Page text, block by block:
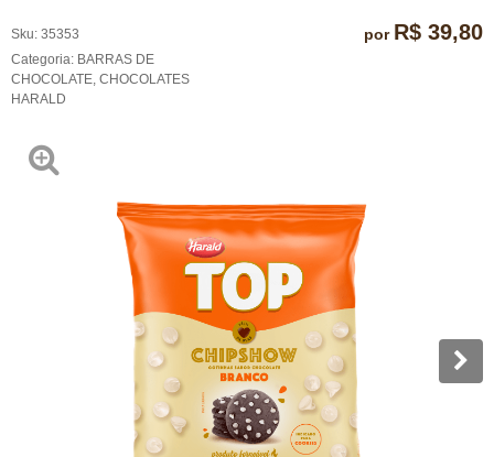
Sku: 35353
Categoria: BARRAS DE
CHOCOLATE CHOCOLATES
HARALD
por R$ 39,80